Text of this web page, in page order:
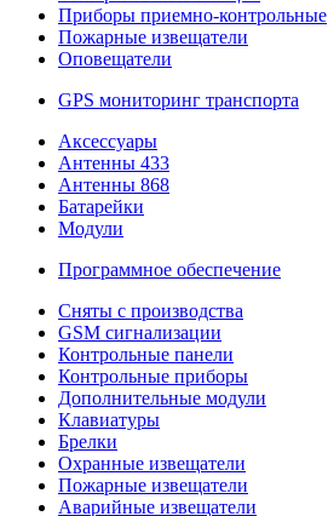
Приборы приемно-контрольные
Пожарные извещатели
Оповещатели
GPS мониторинг транспорта
Аксессуары
Антенны 433
Антенны 868
Батарейки
Модули
Программное обеспечение
Сняты с производства
GSM сигнализации
Контрольные панели
Контрольные приборы
Дополнительные модули
Клавиатуры
Брелки
Охранные извещатели
Пожарные извещатели
Аварийные извещатели